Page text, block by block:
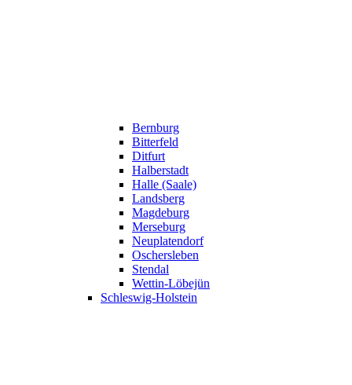
Bernburg
Bitterfeld
Ditfurt
Halberstadt
Halle (Saale)
Landsberg
Magdeburg
Merseburg
Neuplatendorf
Oschersleben
Stendal
Wettin-Löbejün
Schleswig-Holstein